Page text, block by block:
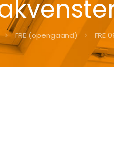
FRE (opengaand) FRE